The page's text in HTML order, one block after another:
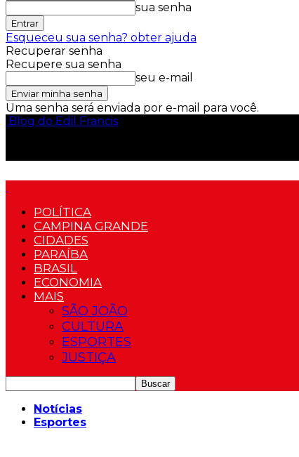
sua senha
Esqueceu sua senha? obter ajuda
Recuperar senha
Recupere sua senha
seu e-mail
Uma senha será enviada por e-mail para você.
Blog do Edil Francis
POLÍTICA
CAMPINA GRANDE
CIDADES
PARAÍBA
BRASIL
ECONOMIA
MAIS
SÃO JOÃO
CULTURA
ESPORTES
JUSTIÇA
Notícias
Esportes